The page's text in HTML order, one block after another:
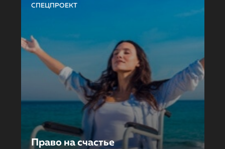
СПЕЦПРОЕКТ
Право на счастье